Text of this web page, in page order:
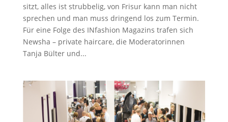
sitzt, alles ist strubbelig, von Frisur kann man nicht
sprechen und man muss dringend los zum Termin.
Für eine Folge des INfashion Magazins trafen sich
Newsha – private haircare, die Moderatorinnen
Tanja Bülter und...